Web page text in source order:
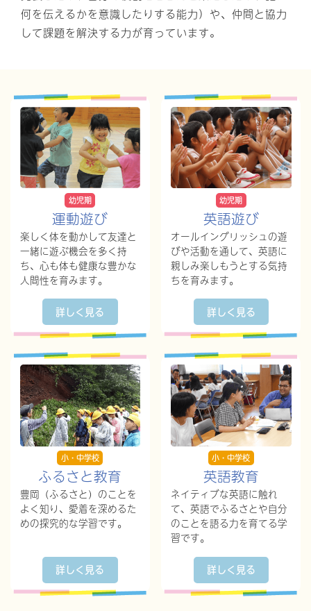
何を伝えるかを意識したりする能力）や、仲間と協力
して課題を解決する力が育っています。
幼児期
運動遊び
楽しく体を動かして友達と
一緒に遊ぶ機会を多く持
ち、心も体も健康な豊かな
人間性を育みます。
詳しく見る
幼児期
英語遊び
オールイングリッシュの遊
びや活動を通して、英語に
親しみ楽しもうとする気持
ちを育みます。
詳しく見る
小・中学校
ふるさと教育
豊岡（ふるさと）のことを
よく知り、愛着を深めるた
めの探究的な学習です。
詳しく見る
小・中学校
英語教育
ネイティブな英語に触れ
て、英語でふるさとや自分
のことを語る力を育てる学
習です。
詳しく見る